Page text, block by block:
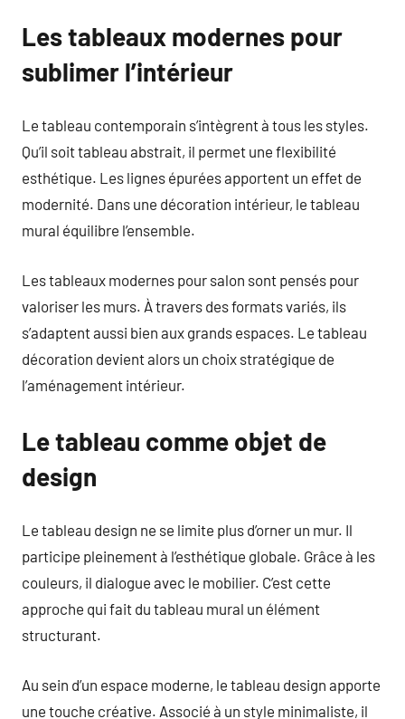
Les tableaux modernes pour
sublimer l’intérieur
Le tableau contemporain s’intègrent à tous les styles.
Qu’il soit tableau abstrait, il permet une flexibilité
esthétique. Les lignes épurées apportent un effet de
modernité. Dans une décoration intérieur, le tableau
mural équilibre l’ensemble.
Les tableaux modernes pour salon sont pensés pour
valoriser les murs. À travers des formats variés, ils
s’adaptent aussi bien aux grands espaces. Le tableau
décoration devient alors un choix stratégique de
l’aménagement intérieur.
Le tableau comme objet de
design
Le tableau design ne se limite plus d’orner un mur. Il
participe pleinement à l’esthétique globale. Grâce à les
couleurs, il dialogue avec le mobilier. C’est cette
approche qui fait du tableau mural un élément
structurant.
Au sein d’un espace moderne, le tableau design apporte
une touche créative. Associé à un style minimaliste, il